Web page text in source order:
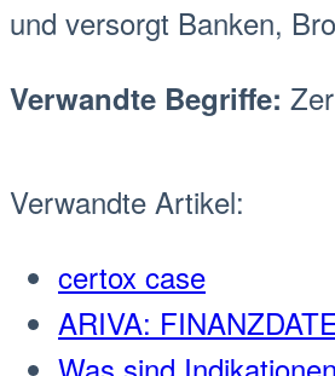
und versorgt Banken,
Verwandte Begriffe:
Verwandte Artikel:
certox case
ARIVA: